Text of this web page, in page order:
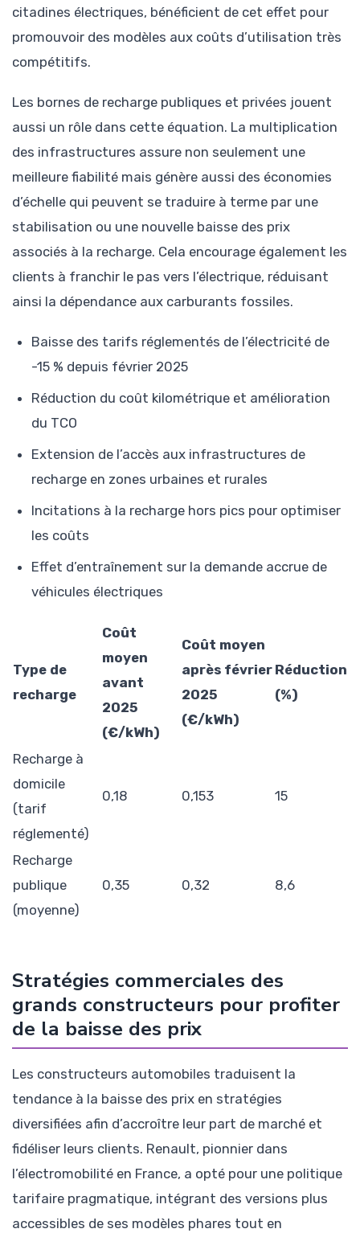
citadines électriques, bénéficient de cet effet pour
promouvoir des modèles aux coûts d’utilisation très
compétitifs.
Les bornes de recharge publiques et privées jouent
aussi un rôle dans cette équation. La multiplication
des infrastructures assure non seulement une
meilleure fiabilité mais génère aussi des économies
d’échelle qui peuvent se traduire à terme par une
stabilisation ou une nouvelle baisse des prix
associés à la recharge. Cela encourage également les
clients à franchir le pas vers l’électrique, réduisant
ainsi la dépendance aux carburants fossiles.
Baisse des tarifs réglementés de l’électricité de
-15 % depuis février 2025
Réduction du coût kilométrique et amélioration
du TCO
Extension de l’accès aux infrastructures de
recharge en zones urbaines et rurales
Incitations à la recharge hors pics pour optimiser
les coûts
Effet d’entraînement sur la demande accrue de
véhicules électriques
Type de
recharge
Coût
moyen
avant
2025
(€/kWh)
Coût moyen
après février
2025
(€/kWh)
Réduction
(%)
Recharge à
domicile
(tarif
réglementé)
0,18 0,153 15
Recharge
publique
(moyenne)
0,35 0,32 8,6
Stratégies commerciales des
grands constructeurs pour profiter
de la baisse des prix
Les constructeurs automobiles traduisent la
tendance à la baisse des prix en stratégies
diversifiées afin d’accroître leur part de marché et
fidéliser leurs clients. Renault, pionnier dans
l’électromobilité en France, a opté pour une politique
tarifaire pragmatique, intégrant des versions plus
accessibles de ses modèles phares tout en